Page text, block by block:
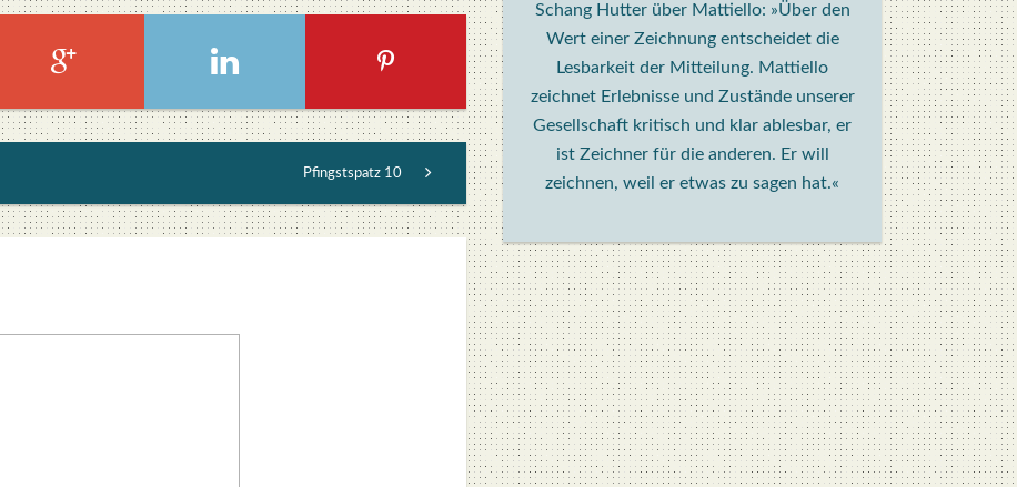
Pfingstspatz 10
Schang Hutter über Mattiello: »Über den
Wert einer Zeichnung entscheidet die
Lesbarkeit der Mitteilung. Mattiello
zeichnet Erlebnisse und Zustände unserer
Gesellschaft kritisch und klar ablesbar, er
ist Zeichner für die anderen. Er will
zeichnen, weil er etwas zu sagen hat.«